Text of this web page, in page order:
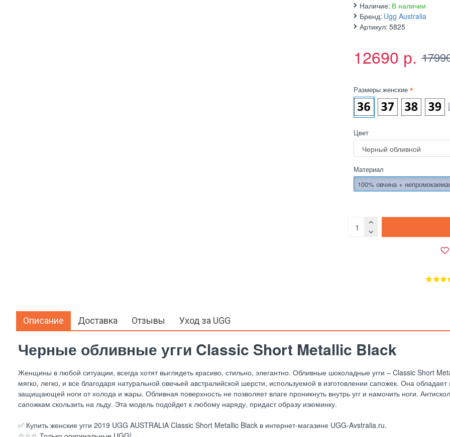
Наличие: В наличии
Бренд: Ugg Australia
Артикул: 5825
12690 р.
Размеры женские
Цвет
Материал
100% овчина +
Описание Доставка Отзывы Уход за UGG
Черные обливные угги Classic Short Metallic Black
Женщины в любой ситуации, всегда хотят выглядеть красиво, стильно, элегантно. Обливные шоколадные угги – Classic Short
мягко, легко, и все благодаря натуральной овечьей австралийской шерсти, используемой в изготовлении сапожек. Она
защищающей ноги от холода и жары. Обливная поверхность не позволяет влаге проникнуть внутрь угг и намочить ноги.
сапожкам скользить на льду. Эта модель подойдет к любому наряду, придаст образу изюминку.
✅ Купить женские угги 2019 UGG AUSTRALIA Classic Short Metallic Black в интернет-магазине UGG-Avstralia.ru.